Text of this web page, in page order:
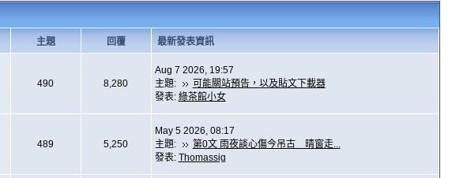
主題 回覆 最新發表資訊
490 8,280
Aug 7 2026, 19:57
主題:
可能關站預告，以及貼文下載器
發表: 綠茶館小女
489 5,250
May 5 2026, 08:17
主題:
第0文 雨夜談心傷今吊古 晴窗走...
發表: Thomassig